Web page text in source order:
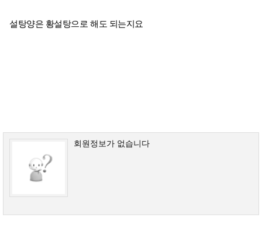
설탕양은 황설탕으로 해도 되는지요
회원정보가 없습니다